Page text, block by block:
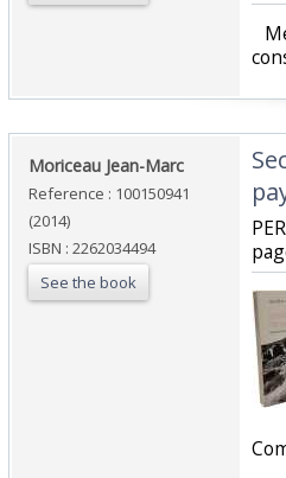
‎Moriceau Jean-Marc‎
Reference : 100150941
(2014)
ISBN : 2262034494
See the book